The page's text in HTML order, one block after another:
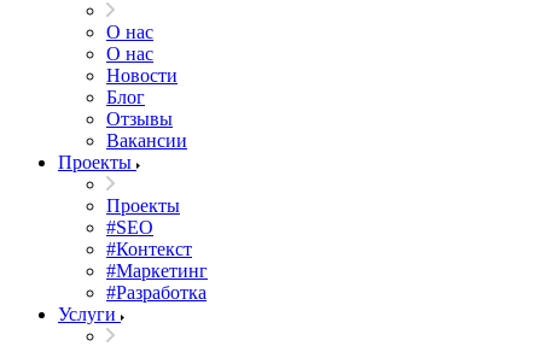
О нас
О нас
Новости
Блог
Отзывы
Вакансии
Проекты
Проекты
#SEO
#Контекст
#Маркетинг
#Разработка
Услуги